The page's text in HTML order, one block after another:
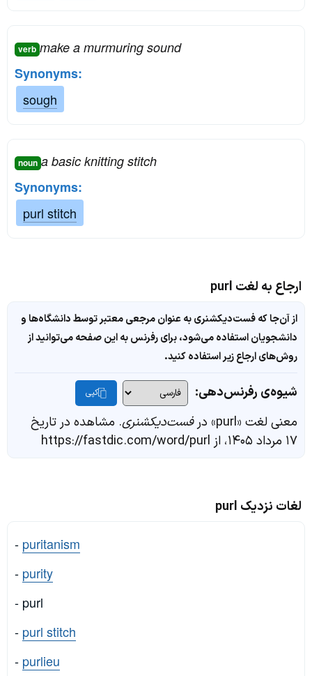
verb make a murmuring sound
Synonyms:
sough
noun a basic knitting stitch
Synonyms:
purl stitch
ارجاع به لغت purl
از آن‌جا که فست‌دیکشنری به عنوان مرجعی معتبر توسط دانشگاه‌ها و
دانشجویان استفاده می‌شود، برای رفرنس به این صفحه می‌توانید از
روش‌های ارجاع زیر استفاده کنید.
شیوه‌ی رفرنس‌دهی: کپی
معنی لغت «purl» در فست‌دیکشنری. مشاهده در تاریخ
۱۷ مرداد ۱۴۰۵، از https://fastdic.com/word/purl
لغات نزدیک purl
- puritanism
- purity
- purl
- purl stitch
- purlieu